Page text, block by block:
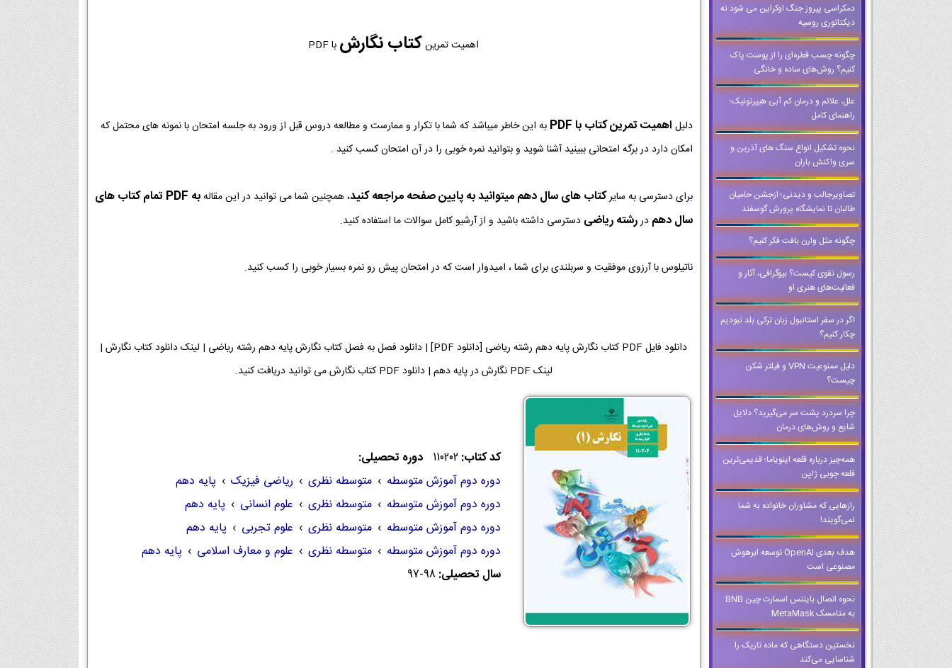
دمکراسی پیروز جنگ اوکراین می شود نه
دیکتاتوری روسیه
چگونه چسب قطره‌ای را از پوست پاک
کنیم؟ روش‌های ساده و خانگی
علل، علائم و درمان کم آبی هیپرتونیک؛
راهنمای کامل
نحوه تشکیل انواع سنگ های آذرین و
سری واکنش باران
تصاویرجالب و دیدنی؛ ازجشن حامیان
طالبان تا نمایشگاه پرورش گوسفند
چگونه مثل وارن بافت فکر کنیم؟
رسول نقوی کیست؟ بیوگرافی، آثار و
فعالیت‌های هنری او
اگر در سفر استانبول زبان ترکی بلد نبودیم
چکار کنیم؟
دلیل ممنوعیت VPN و فیلتر شكن
چیست؟
چرا سردرد پشت سر می‌گیرید؟ دلایل
شایع و روش‌های درمان
همه‌چیز درباره قلعه اینویاما؛ قدیمی‌ترین
قلعه چوبی ژاپن
رازهایی که مشاوران خانواده به شما
نمی‌گویند!
هدف بعدی OpenAI توسعه ابرهوش
مصنوعی است
نحوه اتصال بایننس اسمارت چین BNB
به متامسک MetaMask
نخستین دستگاهی که ماده تاریک را
شناسایی می‌کند
اهمیت تمرینکتاب نگارش با PDF
دلیل اهمیت تمرین کتاب با PDF
به این خاطر میباشد که شما با تکرار و ممارست و مطالعه دروس قبل از ورود به جلسه امتحان با نمونه های محتمل که
امکان دارد در برگه امتحانی ببینید آشنا شوید و بتوانید نمره خوبی را در آن امتحان کسب کنید .
برای دسترسی به سایرکتاب های سال دهم میتوانید به پایین صفحه مراجعه کنید، همچنین شما می توانید در این مقاله
به PDF تمام کتاب های
سال دهم دررشته ریاضی دسترسی داشته باشید و از آرشیو کامل سوالات ما استفاده کنید.
ناتیلوس با آرزوی موفقیت و سربلندی برای شما ، امیدوار است که در امتحان پیش رو نمره بسیار خوبی را کسب کنید.
دانلود فایل PDF کتاب نگارش پایه دهم رشته ریاضی [دانلود PDF] | دانلود فصل به فصل کتاب نگارش پایه دهم رشته ریاضی | لینک دانلود کتاب نگارش |
لینک PDF نگارش در پایه دهم | دانلود PDF کتاب نگارش می توانید دریافت کنید.
کد کتاب:110202 دوره تحصیلی:
دوره دوم آموزش متوسطه › متوسطه نظری › ریاضی فیزیک › پایه دهم
دوره دوم آموزش متوسطه › متوسطه نظری › علوم انسانی › پایه دهم
دوره دوم آموزش متوسطه › متوسطه نظری › علوم تجربی › پایه دهم
دوره دوم آموزش متوسطه › متوسطه نظری › علوم و معارف اسلامی › پایه دهم
سال تحصیلی:97-98